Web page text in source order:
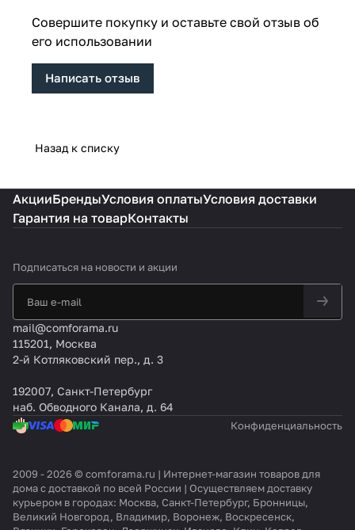
Совершите покупку и оставьте свой отзыв об
его использовании
Написать отзыв
Назад к списку
АкцииБрендыУсловия оплатыУсловия доставки
Гарантия на товарКонтакты
Подписаться на новости и акции
mail@comforama.ru
115201, Москва
2-й Котляковский пер., д. 3
192007, Санкт-Петербург
наб. Обводного Канала, д. 64
Конфиденциальность
2009 - 2026 © comforama.ru | Интернет-магазин товаров для
дома с доставкой по всей России | Осуществляем доставку
курьером в городах: Москва, Санкт-Петербург, Бронницы,
Великий Новгород, Владимир, Воронеж, Воскресенск,